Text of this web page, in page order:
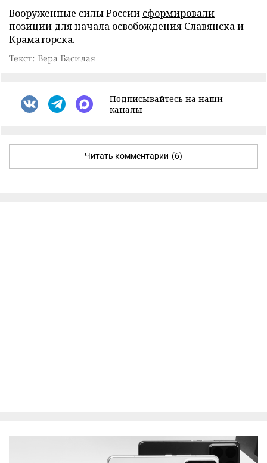
Вооруженные силы России сформировали
позиции для начала освобождения Славянска и
Краматорска.
Текст: Вера Басилая
Подписывайтесь на наши
каналы
Читать комментарии (6)